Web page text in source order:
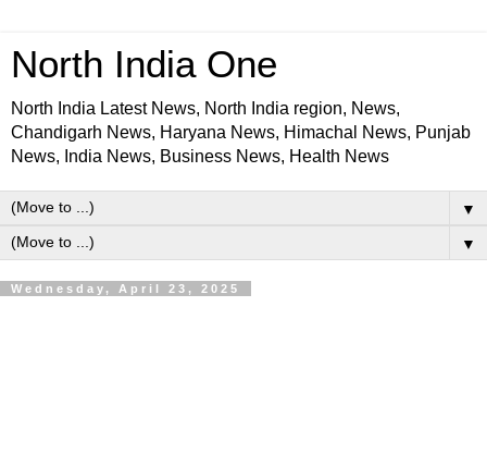
North India One
North India Latest News, North India region, News,
Chandigarh News, Haryana News, Himachal News, Punjab
News, India News, Business News, Health News
▼
▼
Wednesday, April 23, 2025